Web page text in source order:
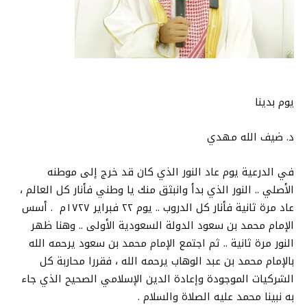
يوم بدينا
د. ضيف الله مهدي
في الدرعية يوم عاد النور الذي كان قد خرج إلى موطنه
الأصلي .. النور الذي بدأ وانبثق منك يا وطني فأنار كل العالم ،
عاد مرة ثانية فأنار كل الدروب .. يوم ٢٢ فبراير ١٧٢٧م . أسس
الإمام محمد بن سعود الدولة السعودية الأولى .. وهنا ظهر
النور مرة ثانية .. ثم اجتمع الإمام محمد بن سعود يرحمه الله
بالإمام محمد بن عبد الوهاب يرحمه الله ، فقررا محاربة كل
الشركيات الموجودة وإعادة الدين الإسلامي الصحيح الذي جاء
به نبينا محمد عليه الصلاة والسلام .